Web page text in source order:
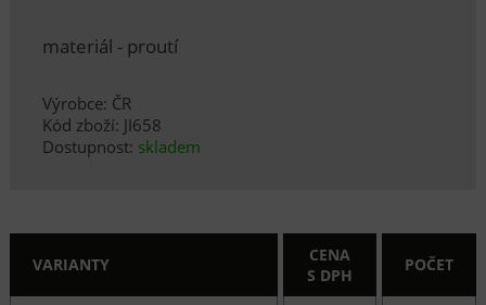
materiál - proutí
Výrobce: ČR
Kód zboží: JI658
Dostupnost: skladem
VARIANTY
CENA
S DPH
POČET